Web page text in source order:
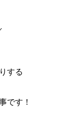
する
です！